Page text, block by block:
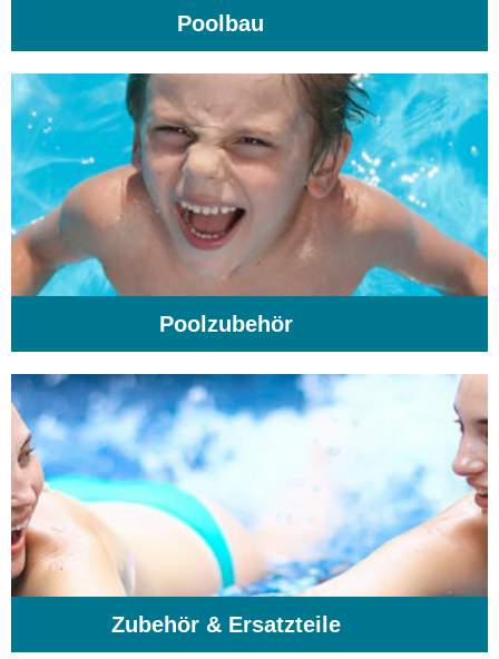
Poolbau
Poolzubehör
Zubehör & Ersatzteile